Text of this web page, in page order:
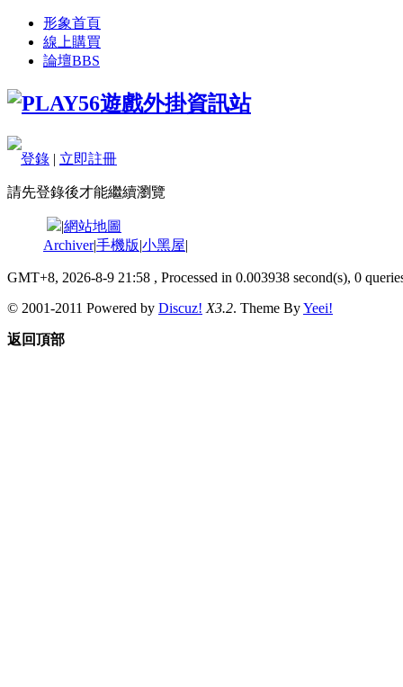
形象首頁
線上購買
論壇BBS
登錄 | 立即註冊
請先登錄後才能繼續瀏覽
|網站地圖
Archiver|手機版|小黑屋|
GMT+8, 2026-8-9 21:58 , Processed in 0.003938 second(s), 0
© 2001-2011 Powered by Discuz! X3.2. Theme ByYeei!
返回頂部